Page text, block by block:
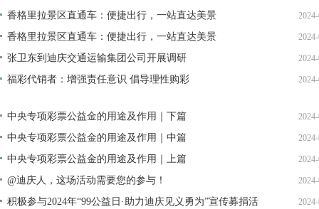
单公示
香格里拉景区直通车：便捷出行，一站直达美景
香格里拉景区直通车：便捷出行，一站直达美景
张卫东到迪庆交通运输集团公司开展调研
福彩代销者：增强责任意识 倡导理性购彩
中央专项彩票公益金的用途及作用｜下篇
中央专项彩票公益金的用途及作用｜中篇
中央专项彩票公益金的用途及作用｜上篇
@迪庆人，这场活动需要您的参与！
积极参与2024年“99公益日·助力迪庆见义勇为”宣传募捐活